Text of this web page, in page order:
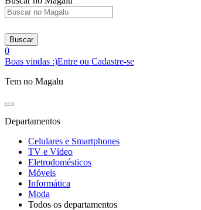
Buscar
0
Boas vindas :)Entre ou Cadastre-se
Tem no Magalu
Departamentos
Celulares e Smartphones
TV e Vídeo
Eletrodomésticos
Móveis
Informática
Moda
Todos os departamentos